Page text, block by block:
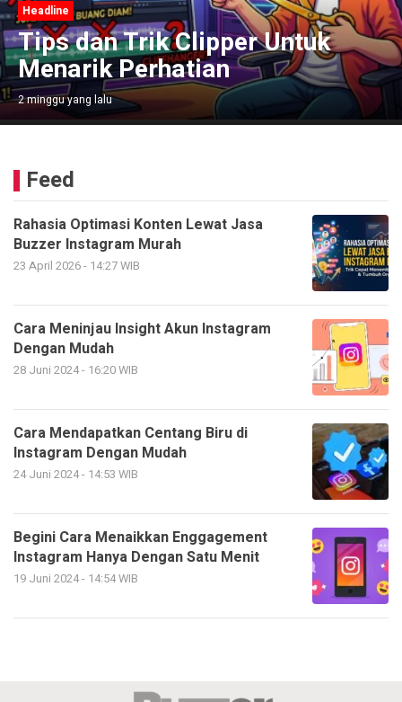
Headline
Tips dan Trik Clipper Untuk
Menarik Perhatian
2 minggu yang lalu
Feed
Rahasia Optimasi Konten Lewat Jasa
Buzzer Instagram Murah
23 April 2026 - 14:27 WIB
Cara Meninjau Insight Akun Instagram
Dengan Mudah
28 Juni 2024 - 16:20 WIB
Cara Mendapatkan Centang Biru di
Instagram Dengan Mudah
24 Juni 2024 - 14:53 WIB
Begini Cara Menaikkan Enggagement
Instagram Hanya Dengan Satu Menit
19 Juni 2024 - 14:54 WIB